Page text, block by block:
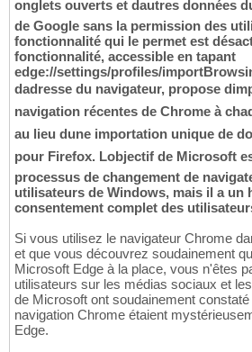
onglets ouverts et dautres données
de Google sans la permission des
fonctionnalité qui le permet est
fonctionnalité, accessible en tapant
edge://settings/profiles/
dadresse du navigateur, propose
navigation récentes de Chrome à
au lieu dune importation unique de
pour Firefox. Lobjectif de Microsoft
processus de changement de
utilisateurs de Windows, mais il a un
consentement complet des
Si vous utilisez le navigateur Chrome
et que vous découvrez soudainement
Microsoft Edge à la place, vous n'êtes
utilisateurs sur les médias sociaux et
de Microsoft ont soudainement
navigation Chrome étaient
Edge.